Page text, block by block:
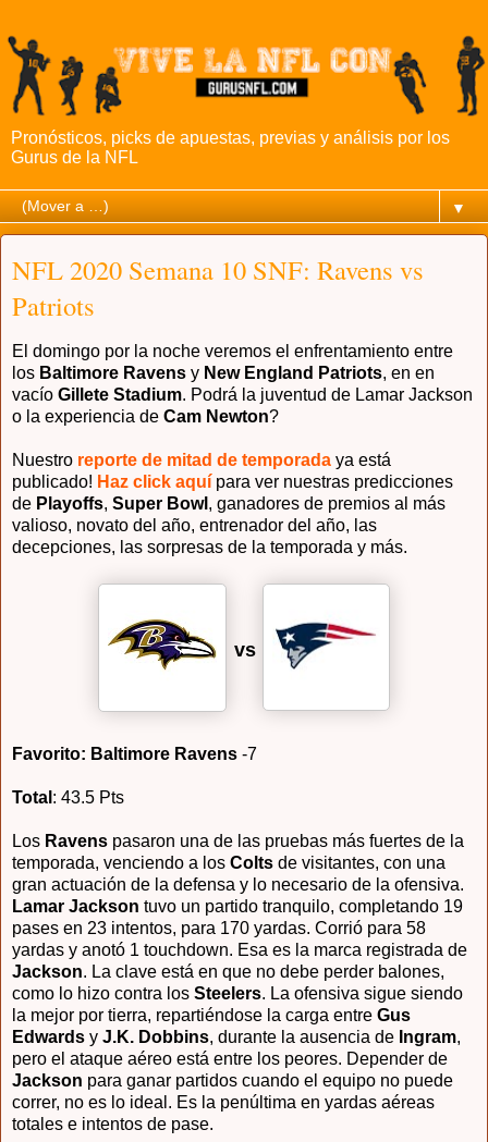
Pronósticos, picks de apuestas, previas y análisis por los
Gurus de la NFL
▼
NFL 2020 Semana 10 SNF: Ravens vs
Patriots
El domingo por la noche veremos el enfrentamiento entre
los Baltimore Ravens y New England Patriots, en en
vacío Gillete Stadium. Podrá la juventud de Lamar Jackson
o la experiencia de Cam Newton?
Nuestro reporte de mitad de temporada ya está
publicado! Haz click aquí para ver nuestras predicciones
de Playoffs, Super Bowl , ganadores de premios al más
valioso, novato del año, entrenador del año, las
decepciones, las sorpresas de la temporada y más.
vs
Favorito: Baltimore Ravens -7
Total : 43.5 Pts
Los Ravens pasaron una de las pruebas más fuertes de la
temporada, venciendo a los Colts de visitantes, con una
gran actuación de la defensa y lo necesario de la ofensiva.
Lamar Jackson tuvo un partido tranquilo, completando 19
pases en 23 intentos, para 170 yardas. Corrió para 58
yardas y anotó 1 touchdown. Esa es la marca registrada de
Jackson. La clave está en que no debe perder balones,
como lo hizo contra los Steelers. La ofensiva sigue siendo
la mejor por tierra, repartiéndose la carga entre Gus
Edwards y J.K. Dobbins, durante la ausencia de Ingram,
pero el ataque aéreo está entre los peores. Depender de
Jackson para ganar partidos cuando el equipo no puede
correr, no es lo ideal. Es la penúltima en yardas aéreas
totales e intentos de pase.